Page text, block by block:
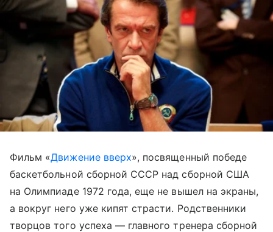
Фильм «Движение вверх», посвященный победе
баскетбольной сборной СССР над сборной США
на Олимпиаде 1972 года, еще не вышел на экраны,
а вокруг него уже кипят страсти. Родственники
творцов того успеха — главного тренера сборной